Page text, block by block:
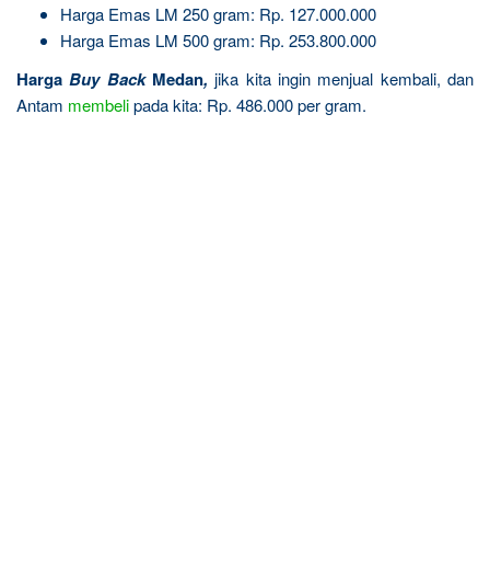
Harga Emas LM 250 gram: Rp. 127.000.000
Harga Emas LM 500 gram: Rp. 253.800.000
HargaBuy Back Medan, jika kita ingin menjual kembali, dan
Antam membelipada kita: Rp. 486.000 per gram.